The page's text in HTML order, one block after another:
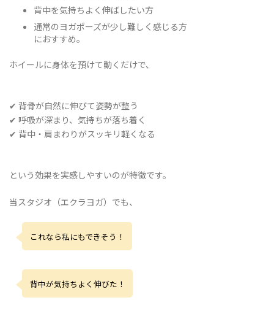
背中を気持ちよく伸ばしたい方
通常のヨガポーズが少し難しく感じる方
におすすめ。
ホイールに身体を預けて動くだけで、
✔ 背骨が自然に伸びて姿勢が整う
✔ 呼吸が深まり、気持ちが落ち着く
✔ 背中・肩まわりがスッキリ軽くなる
という効果を実感しやすいのが特徴です。
当スタジオ（エクラヨガ）でも、
これなら私にもできそう！
背中が気持ちよく伸びた！